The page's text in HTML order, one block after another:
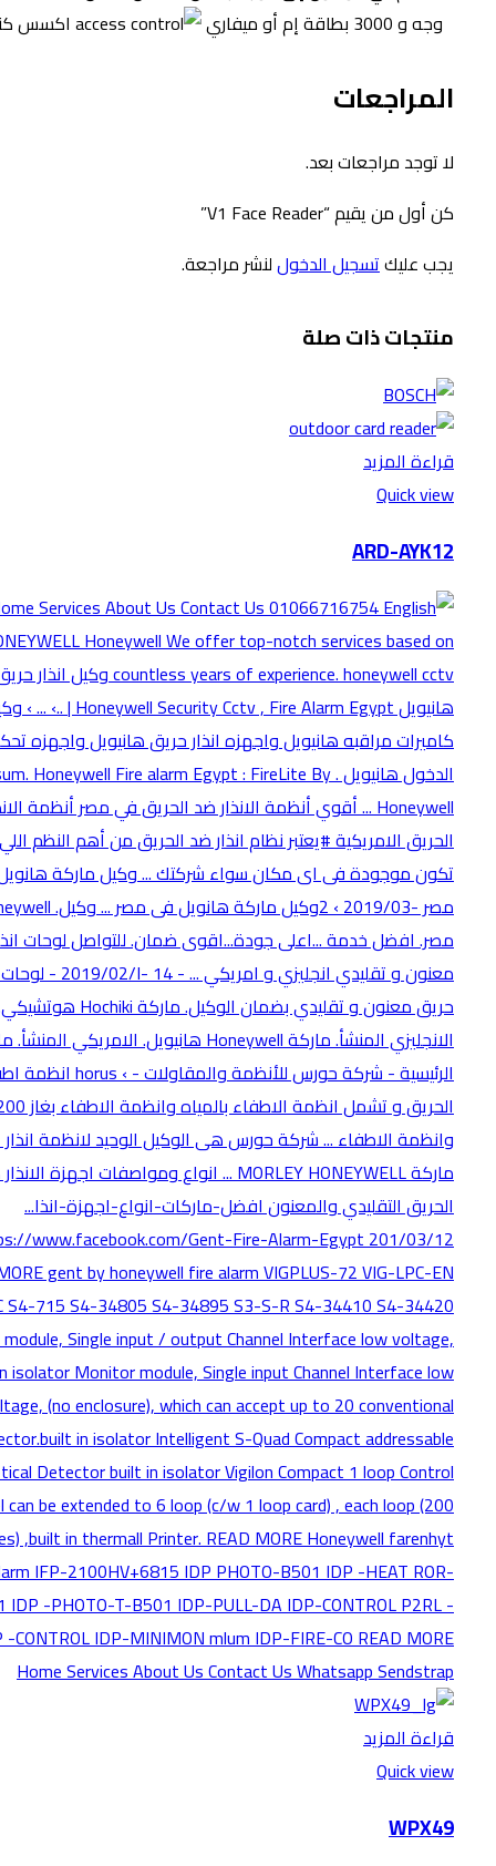
وجه و 3000 بطاقة إم أو ميفاري
المراجعات
لا توجد مراجعات بعد.
كن أول من يقيم “V1 Face Reader”
يجب عليكتسجيل الدخوللنشر مراجعة.
منتجات ذات صلة
قراءة المزيد
Quick view
ARD-AYK12
قراءة المزيد
Quick view
WPX49